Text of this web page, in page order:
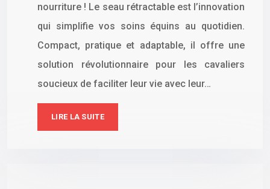
nourriture ! Le seau rétractable est l’innovation
qui simplifie vos soins équins au quotidien.
Compact, pratique et adaptable, il offre une
solution révolutionnaire pour les cavaliers
soucieux de faciliter leur vie avec leur…
LIRE LA SUITE